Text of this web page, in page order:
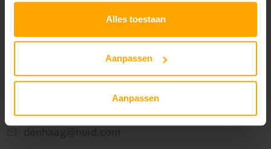
Alles toestaan
Aanpassen
Aanpassen
Laan Copes van Cattenburch 137,
Den Haag